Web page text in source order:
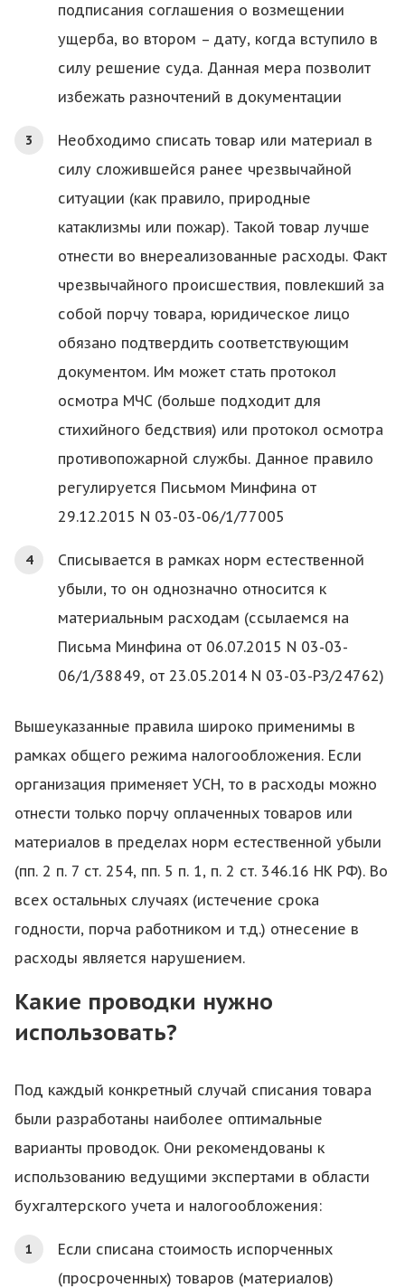
подписания соглашения о возмещении
ущерба, во втором – дату, когда вступило в
силу решение суда. Данная мера позволит
избежать разночтений в документации
Необходимо списать товар или материал в
силу сложившейся ранее чрезвычайной
ситуации (как правило, природные
катаклизмы или пожар). Такой товар лучше
отнести во внереализованные расходы. Факт
чрезвычайного происшествия, повлекший за
собой порчу товара, юридическое лицо
обязано подтвердить соответствующим
документом. Им может стать протокол
осмотра МЧС (больше подходит для
стихийного бедствия) или протокол осмотра
противопожарной службы. Данное правило
регулируется Письмом Минфина от
29.12.2015 N 03-03-06/1/77005
Списывается в рамках норм естественной
убыли, то он однозначно относится к
материальным расходам (ссылаемся на
Письма Минфина от 06.07.2015 N 03-03-
06/1/38849, от 23.05.2014 N 03-03-РЗ/24762)
Вышеуказанные правила широко применимы в
рамках общего режима налогообложения. Если
организация применяет УСН, то в расходы можно
отнести только порчу оплаченных товаров или
материалов в пределах норм естественной убыли
(пп. 2 п. 7 ст. 254, пп. 5 п. 1, п. 2 ст. 346.16 НК РФ). Во
всех остальных случаях (истечение срока
годности, порча работником и т.д.) отнесение в
расходы является нарушением.
Какие проводки нужно
использовать?
Под каждый конкретный случай списания товара
были разработаны наиболее оптимальные
варианты проводок. Они рекомендованы к
использованию ведущими экспертами в области
бухгалтерского учета и налогообложения:
Если списана стоимость испорченных
(просроченных) товаров (материалов)